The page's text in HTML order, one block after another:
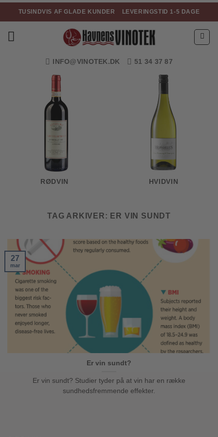
indhold
TUSINDVIS AF GLADE KUNDER LEVERINGSTID 1-5 DAGE
INFO@VINOTEK.DK 51 34 37 87
RØDVIN HVIDVIN
TAG ARKIVER: ER VIN SUNDT
Er vin sundt?
Er vin sundt? Studier tyder på at vin har en række
sundhedsfremmende effekter.
27
mar